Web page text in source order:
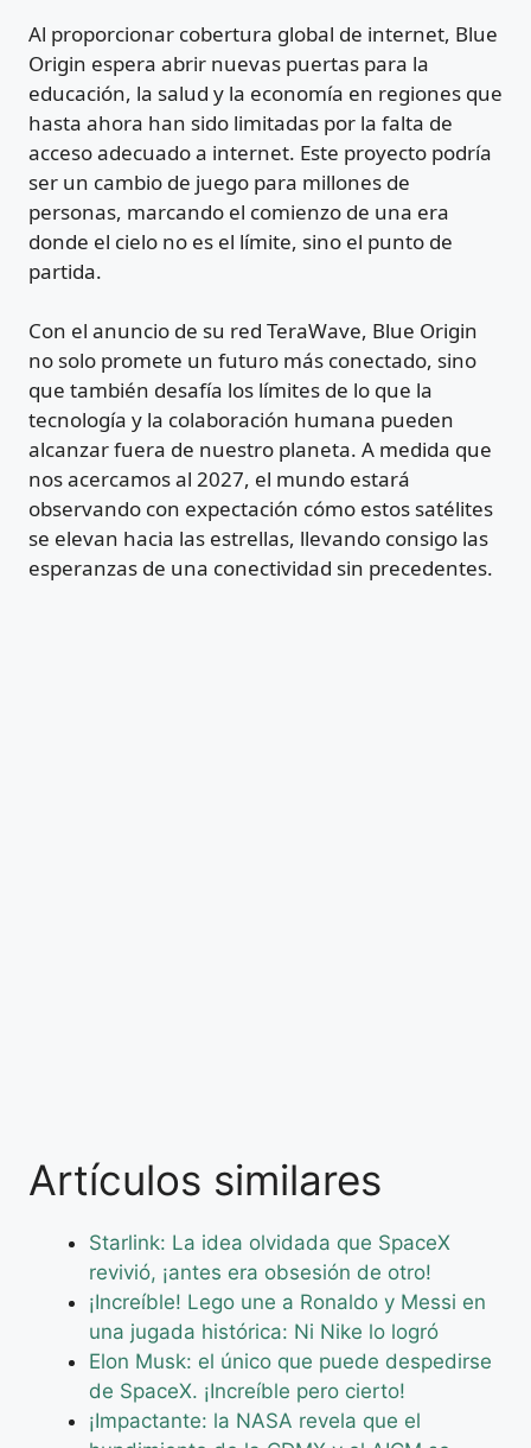
Al proporcionar cobertura global de internet, Blue
Origin espera abrir nuevas puertas para la
educación, la salud y la economía en regiones que
hasta ahora han sido limitadas por la falta de
acceso adecuado a internet. Este proyecto podría
ser un cambio de juego para millones de
personas, marcando el comienzo de una era
donde el cielo no es el límite, sino el punto de
partida.
Con el anuncio de su red TeraWave, Blue Origin
no solo promete un futuro más conectado, sino
que también desafía los límites de lo que la
tecnología y la colaboración humana pueden
alcanzar fuera de nuestro planeta. A medida que
nos acercamos al 2027, el mundo estará
observando con expectación cómo estos satélites
se elevan hacia las estrellas, llevando consigo las
esperanzas de una conectividad sin precedentes.
Artículos similares
Starlink: La idea olvidada que SpaceX
revivió, ¡antes era obsesión de otro!
¡Increíble! Lego une a Ronaldo y Messi en
una jugada histórica: Ni Nike lo logró
Elon Musk: el único que puede despedirse
de SpaceX. ¡Increíble pero cierto!
¡Impactante: la NASA revela que el